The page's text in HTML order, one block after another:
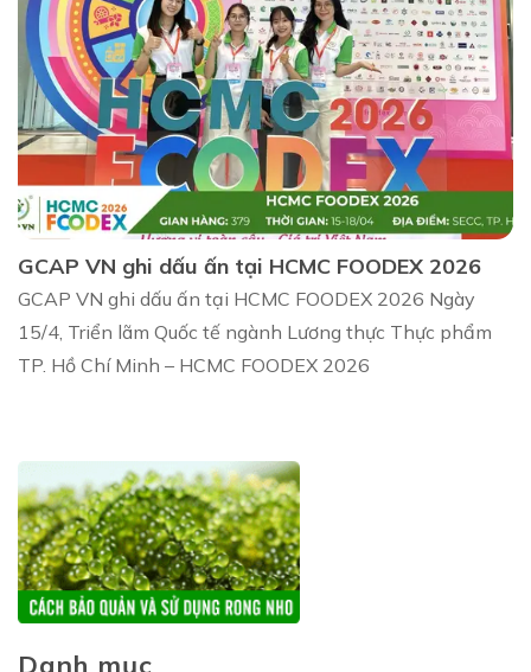
GCAP VN ghi dấu ấn tại HCMC FOODEX 2026
GCAP VN ghi dấu ấn tại HCMC FOODEX 2026 Ngày
15/4, Triển lãm Quốc tế ngành Lương thực Thực phẩm
TP. Hồ Chí Minh – HCMC FOODEX 2026
Danh mục